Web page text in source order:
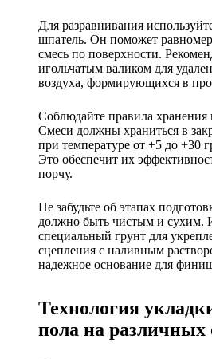
Для разравнивания
шпатель. Он поможет
смесь по поверхности.
игольчатым валиком для
воздуха, формирующихся в
Соблюдайте правила хранения
Смеси должны храниться в
при температуре от +5 до +30
Это обеспечит их
порчу.
Не забудьте об этапах
должно быть чистым и сухим.
специальный грунт для
сцепления с наливным
надежное основание для
Технология
пола на различных